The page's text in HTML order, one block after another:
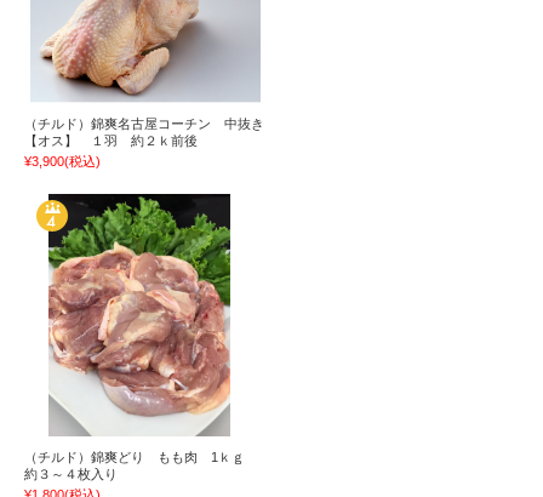
（チルド）錦爽名古屋コーチン 中抜き
【オス】 １羽 約２ｋ前後
¥3,900(税込)
（チルド）錦爽どり もも肉 1ｋｇ
約３～４枚入り